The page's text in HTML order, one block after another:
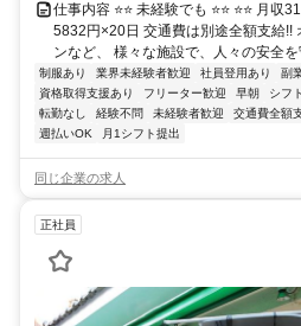
仕事内容 ⭐⭐ 未経験でも ⭐⭐ ⭐⭐ 月収
5832円×20日 交通費は別途全額支給!!
ンなど、 様々な施設で、人々の安全を
制服あり 業界未経験者歓迎 社員登用あり 副
資格取得支援あり
フリーター歓迎 早朝 シフ
転勤なし
経験不問 未経験者歓迎 交通費全額
週払いOK
月1シフト提出
同じ企業の求人
正社員